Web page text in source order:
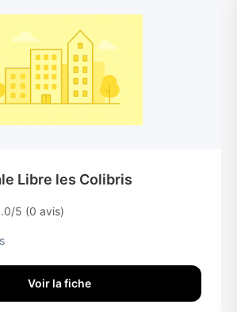
Libre les Colibris
5 (0 avis)
Voir la fiche